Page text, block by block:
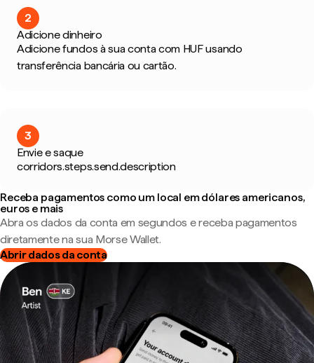
2
Adicione dinheiro
Adicione fundos à sua conta com HUF usando
transferência bancária ou cartão.
3
Envie e saque
corridors.steps.send.description
Receba pagamentos como um local em dólares americanos,
euros e mais
Abra os dados da conta em segundos e receba pagamentos
diretamente na sua Morse Wallet.
Abrir dados da conta